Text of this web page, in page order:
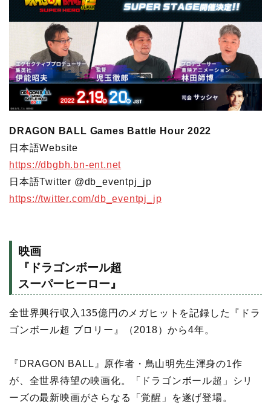
DRAGON BALL Games Battle Hour 2022
日本語Website
https://dbgbh.bn-ent.net
日本語Twitter @db_eventpj_jp
https://twitter.com/db_eventpj_jp
映画
『ドラゴンボール超
スーパーヒーロー』
全世界興行収入135億円のメガヒットを記録した『ドラ
ゴンボール超 ブロリー』（2018）から4年。
『DRAGON BALL』原作者・鳥山明先生渾身の1作
が、全世界待望の映画化。「ドラゴンボール超」シリ
ーズの最新映画がさらなる「覚醒」を遂げ登場。